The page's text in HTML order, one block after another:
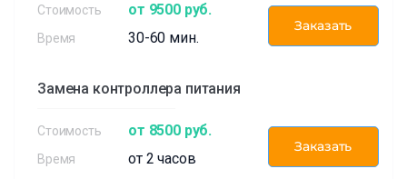
от 9500 руб.
30-60 мин.
Заказать
Замена контроллера питания
от 8500 руб.
от 2 часов
Заказать